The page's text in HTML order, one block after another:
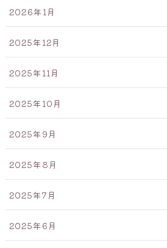
2026年1月
2025年12月
2025年11月
2025年10月
2025年9月
2025年8月
2025年7月
2025年6月